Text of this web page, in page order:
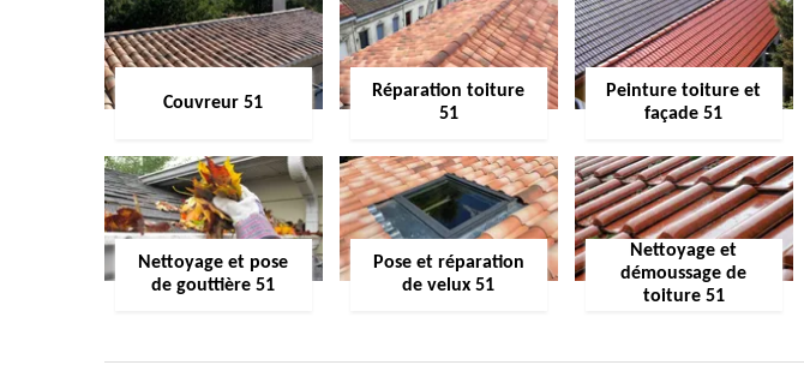
Couvreur 51
Réparation toiture
51
Peinture toiture et
façade 51
Nettoyage et pose
de gouttière 51
Pose et réparation
de velux 51
Nettoyage et
démoussage de
toiture 51